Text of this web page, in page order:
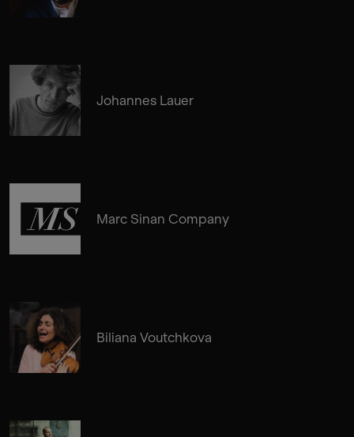
Johannes Lauer
Marc Sinan Company
Biliana Voutchkova